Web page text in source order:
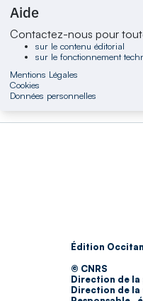
Aide
Contactez-nous pour
sur le contenu éditorial
sur le fonctionnement
Mentions Légales
Cookies
Données personnelles
Édition
© CNRS
Direction de
Direction de